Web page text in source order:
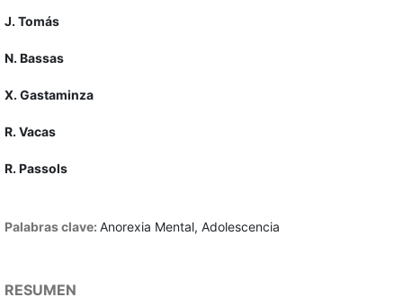
J. Tomás
N. Bassas
X. Gastaminza
R. Vacas
R. Passols
Palabras clave: Anorexia Mental, Adolescen­cia
RESUMEN